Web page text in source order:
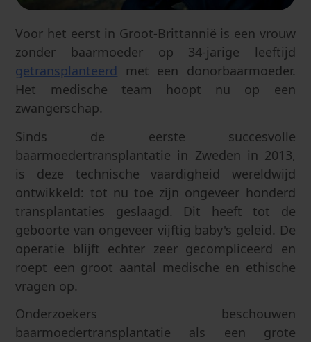
Voor het eerst in Groot-Brittannië is een vrouw
zonder baarmoeder op 34-jarige leeftijd
getransplanteerd
met een donorbaarmoeder.
Het medische team hoopt nu op een
zwangerschap.
Sinds de eerste succesvolle
baarmoedertransplantatie in Zweden in 2013,
is deze technische vaardigheid wereldwijd
ontwikkeld: tot nu toe zijn ongeveer honderd
transplantaties geslaagd. Dit heeft tot de
geboorte van ongeveer vijftig baby's geleid. De
operatie blijft echter zeer gecompliceerd en
roept een groot aantal medische en ethische
vragen op.
Onderzoekers beschouwen
baarmoedertransplantatie als een grote